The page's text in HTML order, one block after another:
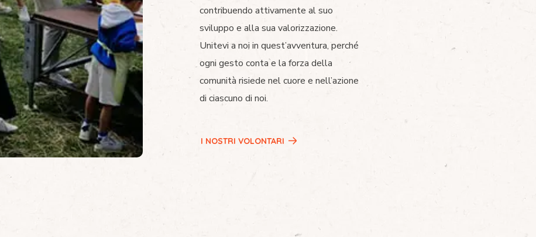
contribuendo attivamente al suo
sviluppo e alla sua valorizzazione.
Unitevi a noi in quest’avventura, perché
ogni gesto conta e la forza della
comunità risiede nel cuore e nell’azione
di ciascuno di noi.
I NOSTRI VOLONTARI